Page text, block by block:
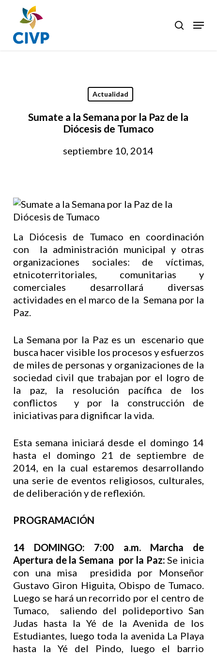
main
content
search
Menu
Actualidad
Sumate a la Semana por la Paz de la
Diócesis de Tumaco
septiembre 10, 2014
La Diócesis de Tumaco en coordinación
con la administración municipal y otras
organizaciones sociales: de víctimas,
etnicoterritoriales, comunitarias y
comerciales desarrollará diversas
actividades en el marco de la Semana por la
Paz.
La Semana por la Paz es un escenario que
busca hacer visible los procesos y esfuerzos
de miles de personas y organizaciones de la
sociedad civil que trabajan por el logro de
la paz, la resolución pacífica de los
conflictos y por la construcción de
iniciativas para dignificar la vida.
Esta semana iniciará desde el domingo 14
hasta el domingo 21 de septiembre de
2014, en la cual estaremos desarrollando
una serie de eventos religiosos, culturales,
de deliberación y de reflexión.
PROGRAMACIÓN
14 DOMINGO: 7:00 a.m. Marcha de
Apertura de la Semana por la Paz: Se inicia
con una misa presidida por Monseñor
Gustavo Giron Higuita, Obispo de Tumaco.
Luego se hará un recorrido por el centro de
Tumaco, saliendo del polideportivo San
Judas hasta la Yé de la Avenida de los
Estudiantes, luego toda la avenida La Playa
hasta la Yé del Pindo, luego el barrio
Close